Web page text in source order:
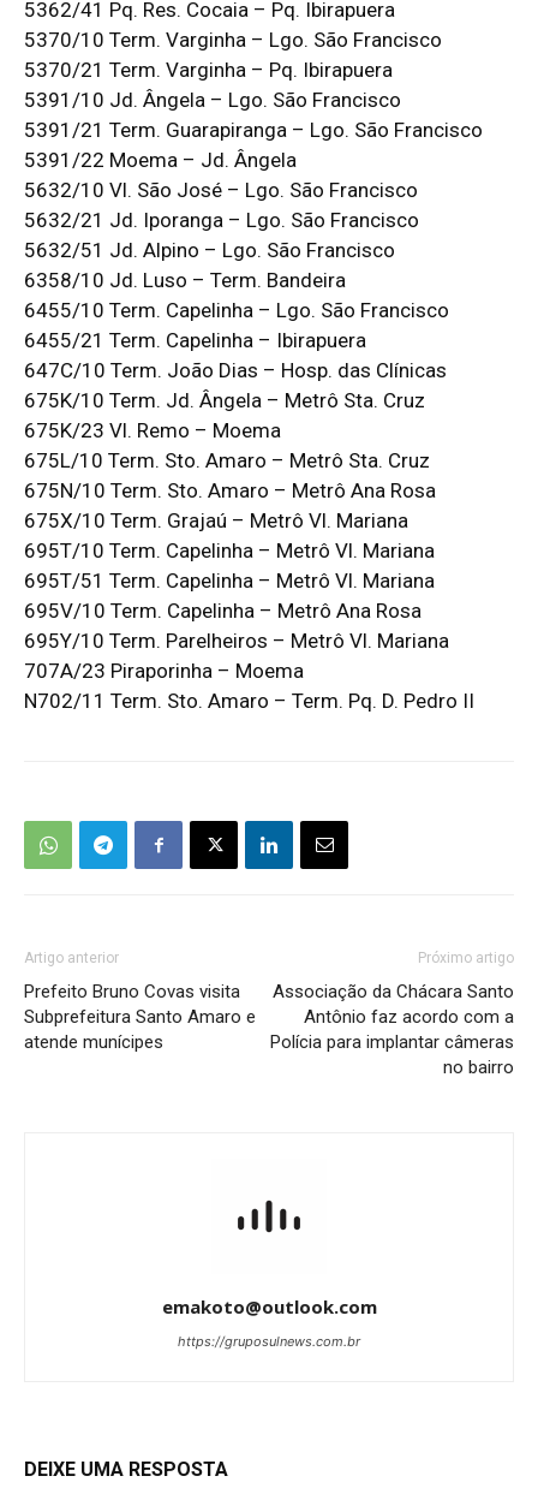
5362/41 Pq. Res. Cocaia – Pq. Ibirapuera
5370/10 Term. Varginha – Lgo. São Francisco
5370/21 Term. Varginha – Pq. Ibirapuera
5391/10 Jd. Ângela – Lgo. São Francisco
5391/21 Term. Guarapiranga – Lgo. São Francisco
5391/22 Moema – Jd. Ângela
5632/10 Vl. São José – Lgo. São Francisco
5632/21 Jd. Iporanga – Lgo. São Francisco
5632/51 Jd. Alpino – Lgo. São Francisco
6358/10 Jd. Luso – Term. Bandeira
6455/10 Term. Capelinha – Lgo. São Francisco
6455/21 Term. Capelinha – Ibirapuera
647C/10 Term. João Dias – Hosp. das Clínicas
675K/10 Term. Jd. Ângela – Metrô Sta. Cruz
675K/23 Vl. Remo – Moema
675L/10 Term. Sto. Amaro – Metrô Sta. Cruz
675N/10 Term. Sto. Amaro – Metrô Ana Rosa
675X/10 Term. Grajaú – Metrô Vl. Mariana
695T/10 Term. Capelinha – Metrô Vl. Mariana
695T/51 Term. Capelinha – Metrô Vl. Mariana
695V/10 Term. Capelinha – Metrô Ana Rosa
695Y/10 Term. Parelheiros – Metrô Vl. Mariana
707A/23 Piraporinha – Moema
N702/11 Term. Sto. Amaro – Term. Pq. D. Pedro II
Artigo anterior
Prefeito Bruno Covas visita
Subprefeitura Santo Amaro e
atende munícipes
Próximo artigo
Associação da Chácara Santo
Antônio faz acordo com a
Polícia para implantar câmeras
no bairro
emakoto@outlook.com
https://gruposulnews.com.br
DEIXE UMA RESPOSTA